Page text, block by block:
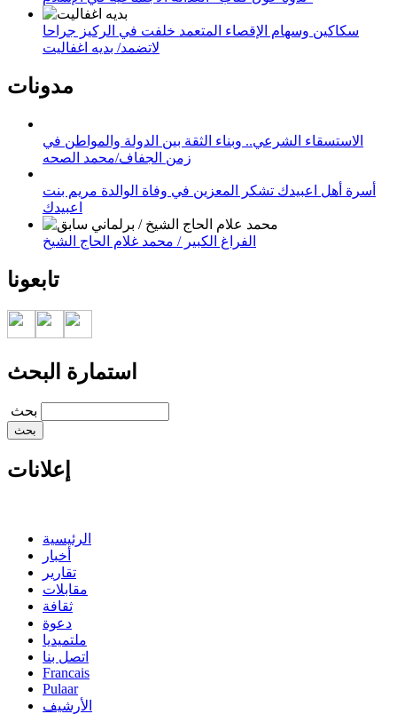
سكاكين وسهام الإقصاء المتعمد خلفت في الركيز جراحا
لاتضمد/ بديه اغفاليت
مدونات
الاستسقاء الشرعي.. وبناء الثقة بين الدولة والمواطن في
زمن الجفاف/محمد الصحه
أسرة أهل اعبيدك تشكر المعزين في وفاة الوالدة مريم بنت
اعبيدك
الفراغ الكبير / محمد غلام الحاج الشيخ
تابعونا
استمارة البحث
‏بحث ‏
إعلانات
الرئيسية
أخبار
تقارير
مقابلات
ثقافة
دعوة
ملتميديا
اتصل بنا
Francais
Pulaar
الأرشيف